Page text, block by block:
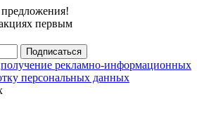
первым
получение рекламно-информационных
персональных данных